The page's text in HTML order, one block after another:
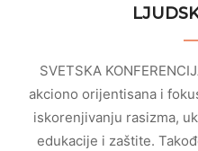
SVETSKA
akciono orijentisana i
iskorenjivanju rasizma,
edukacije i zaštite.